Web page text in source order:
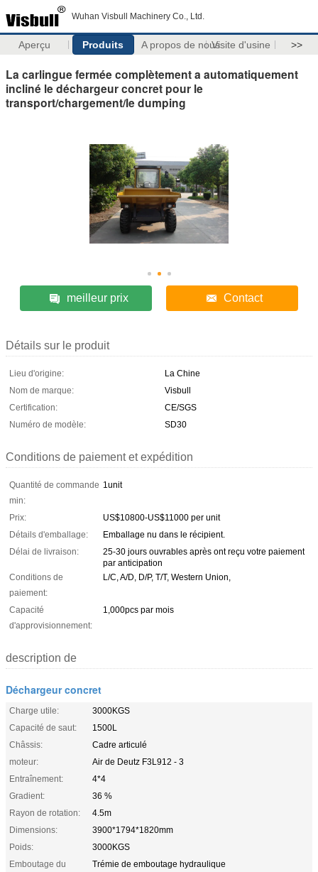
Wuhan Visbull Machinery Co., Ltd.
Aperçu Produits A propos de nousVisite d'usine >>
La carlingue fermée complètement a automatiquement
incliné le déchargeur concret pour le
transport/chargement/le dumping
meilleur prix Contact
Détails sur le produit
Lieu d'origine:
La Chine
Nom de marque:
Visbull
Certification:
CE/SGS
Numéro de modèle:
SD30
Conditions de paiement et expédition
Quantité de commande
min:
1unit
Prix:
US$10800-US$11000 per unit
Détails d'emballage:
Emballage nu dans le récipient.
Délai de livraison:
25-30 jours ouvrables après ont reçu votre paiement
par anticipation
Conditions de
paiement:
L/C, A/D, D/P, T/T, Western Union,
Capacité
d'approvisionnement:
1,000pcs par mois
description de
Déchargeur concret
Charge utile:
3000KGS
Capacité de saut:
1500L
Châssis:
Cadre articulé
moteur:
Air de Deutz F3L912 - 3
Entraînement:
4*4
Gradient:
36 %
Rayon de rotation:
4.5m
Dimensions:
3900*1794*1820mm
Poids:
3000KGS
Emboutage du
Trémie de emboutage hydraulique